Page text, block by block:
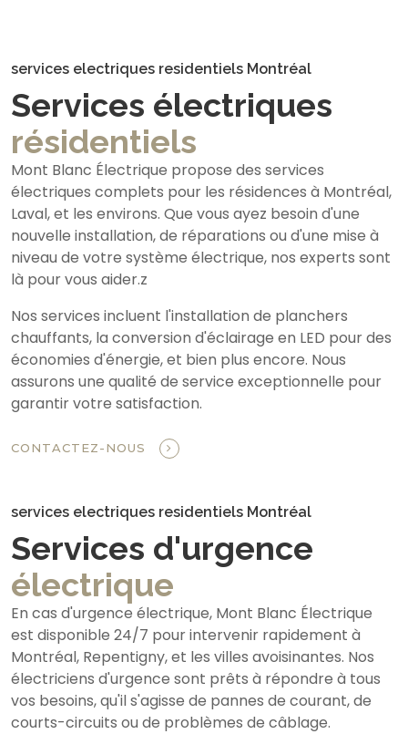
services electriques residentiels Montréal
Services électriques
résidentiels
Mont Blanc Électrique propose des services
électriques complets pour les résidences à Montréal,
Laval, et les environs. Que vous ayez besoin d'une
nouvelle installation, de réparations ou d'une mise à
niveau de votre système électrique, nos experts sont
là pour vous aider.z
Nos services incluent l'installation de planchers
chauffants, la conversion d'éclairage en LED pour des
économies d'énergie, et bien plus encore. Nous
assurons une qualité de service exceptionnelle pour
garantir votre satisfaction.
CONTACTEZ-NOUS
services electriques residentiels Montréal
Services d'urgence
électrique
En cas d'urgence électrique, Mont Blanc Électrique
est disponible 24/7 pour intervenir rapidement à
Montréal, Repentigny, et les villes avoisinantes. Nos
électriciens d'urgence sont prêts à répondre à tous
vos besoins, qu'il s'agisse de pannes de courant, de
courts-circuits ou de problèmes de câblage.